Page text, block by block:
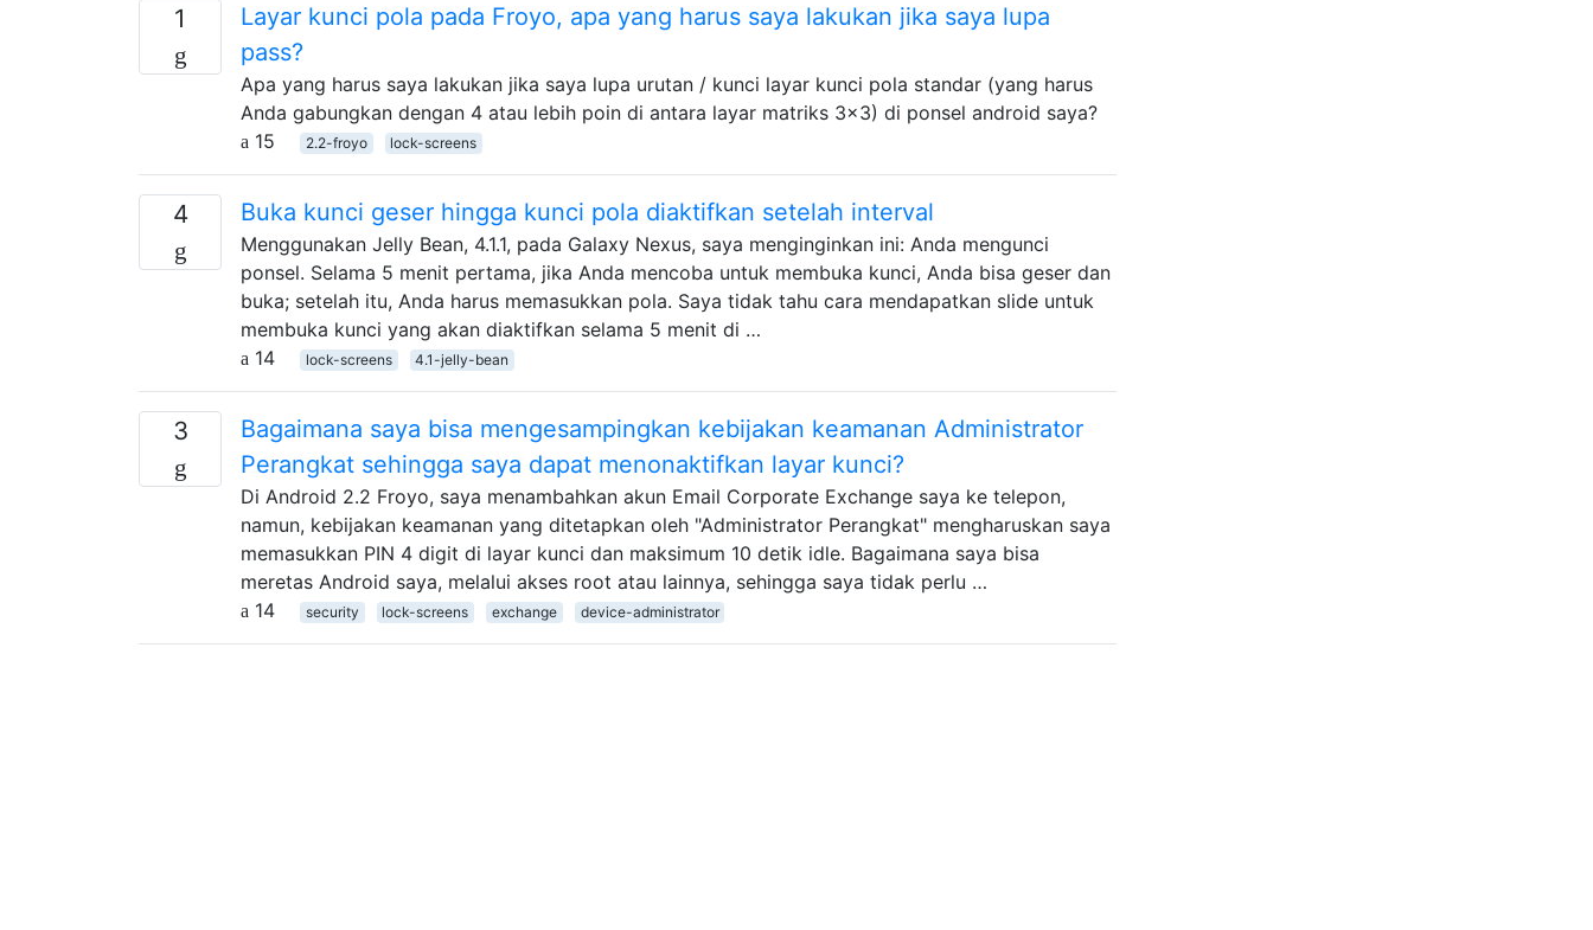
1
Layar kunci pola pada Froyo, apa yang harus saya lakukan jika saya lupa
pass?
Apa yang harus saya lakukan jika saya lupa urutan / kunci layar kunci pola standar (yang harus
Anda gabungkan dengan 4 atau lebih poin di antara layar matriks 3x3) di ponsel android saya?
15
2.2-froyo lock-screens
4 Buka kunci geser hingga kunci pola diaktifkan setelah interval
Menggunakan Jelly Bean, 4.1.1, pada Galaxy Nexus, saya menginginkan ini: Anda mengunci
ponsel. Selama 5 menit pertama, jika Anda mencoba untuk membuka kunci, Anda bisa geser dan
buka; setelah itu, Anda harus memasukkan pola. Saya tidak tahu cara mendapatkan slide untuk
membuka kunci yang akan diaktifkan selama 5 menit di …
14
lock-screens 4.1-jelly-bean
3
Bagaimana saya bisa mengesampingkan kebijakan keamanan Administrator
Perangkat sehingga saya dapat menonaktifkan layar kunci?
Di Android 2.2 Froyo, saya menambahkan akun Email Corporate Exchange saya ke telepon,
namun, kebijakan keamanan yang ditetapkan oleh "Administrator Perangkat" mengharuskan saya
memasukkan PIN 4 digit di layar kunci dan maksimum 10 detik idle. Bagaimana saya bisa
meretas Android saya, melalui akses root atau lainnya, sehingga saya tidak perlu …
14
security lock-screens exchange device-administrator